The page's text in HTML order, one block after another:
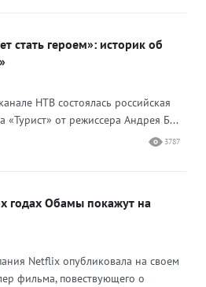
стать героем»: историк об
НТВ состоялась российская
«Турист» от режиссера Андрея Б...
3787
годах Обамы покажут на
Netflix опубликовала на своем
фильма, повествующего о